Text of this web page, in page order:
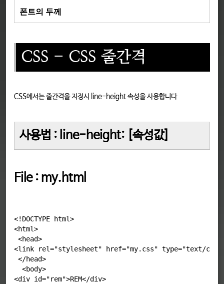
폰트의 두께
CSS - CSS 줄간격
CSS에서는 줄간격을 지정시 line-height 속성을 사용합니다
사용법 : line-height: [속성값]
File : my.html
<!DOCTYPE html>
<html>
<head>
<link rel="stylesheet" href="my.css" type="text/
</head>
<body>
<div id="rem">REM</div>